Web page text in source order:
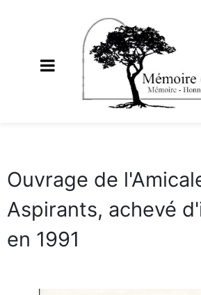
Ouvrage de
Aspirants, achevé
en 1991